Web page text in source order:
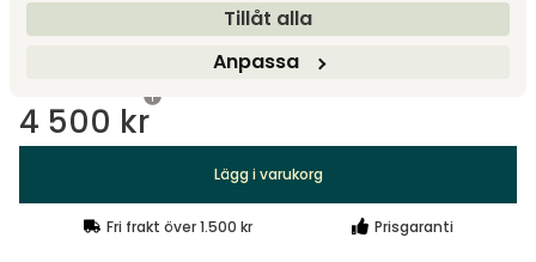
Tillåt alla
Anpassa
4 500 kr
Lägg i varukorg
Fri frakt över 1.500 kr Prisgaranti